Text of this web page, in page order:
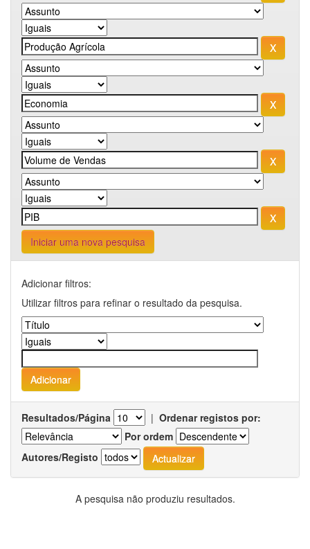
Iniciar uma nova pesquisa
Adicionar filtros:
Utilizar filtros para refinar o resultado da pesquisa.
Resultados/Página | Ordenar registos por:
Por ordem
Autores/Registo
A pesquisa não produziu resultados.